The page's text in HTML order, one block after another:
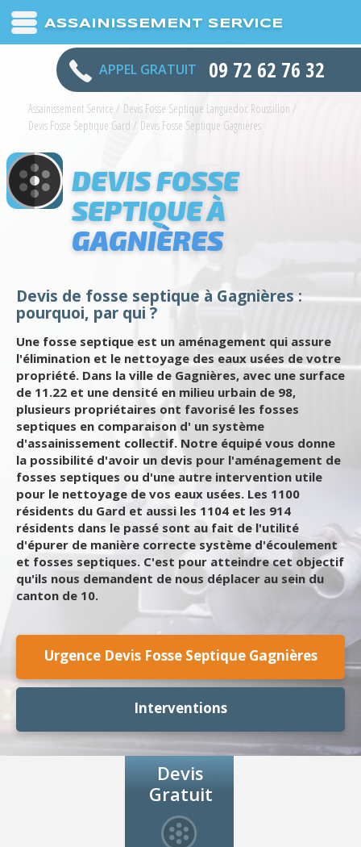
ASSAINISSEMENT SERVICE
APPEL GRATUIT 09 72 62 76 32
Assainissement Service / Devis Fosse Septique Languedoc Roussillon /
Devis Fosse Septique Gard / Devis Fosse Septique Gagnières
DEVIS FOSSE
SEPTIQUE À
GAGNIÈRES
Devis de fosse septique à Gagnières :
pourquoi, par qui ?
Une fosse septique est un aménagement qui assure
l'élimination et le nettoyage des eaux usées de votre
propriété. Dans la ville de Gagnières, avec une surface
de 11.22 et une densité en milieu urbain de 98,
plusieurs propriétaires ont favorisé les fosses
septiques en comparaison d' un système
d'assainissement collectif. Notre équipé vous donne
la possibilité d'avoir un devis pour l'aménagement de
fosses septiques ou d'une autre intervention utile
pour le nettoyage de vos eaux usées. Les 1100
résidents du Gard et aussi les 1104 et les 914
résidents dans le passé sont au fait de l'utilité
d'épurer de manière correcte système d'écoulement
et fosses septiques. C'est pour atteindre cet objectif
qu'ils nous demandent de nous déplacer au sein du
canton de 10.
Urgence Devis Fosse Septique Gagnières
Interventions
Devis
Gratuit